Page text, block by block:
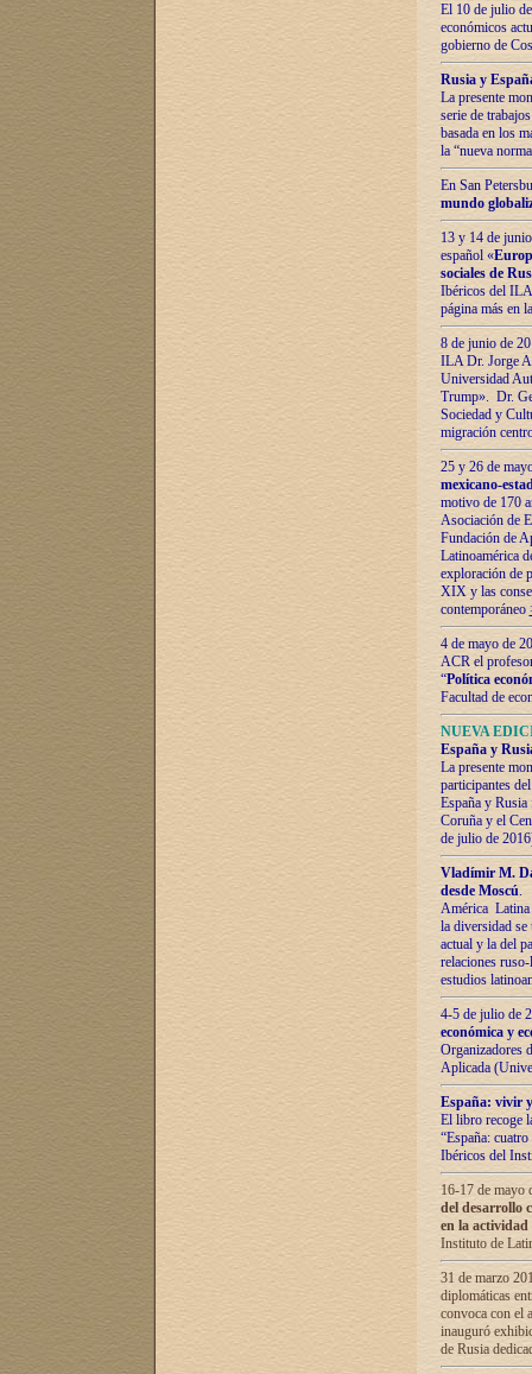
El 10 de julio
económicos
gobierno de
Rusia y
La presente
serie de
basada en los
la “nueva
En San
mundo
13 y 14 de
español «
sociales de
Ibéricos del ILA
página más en
8 de junio de
ILA Dr. Jorge
Universidad
Trump». Dr.
Sociedad y
migración
25 y 26 de
mexicano-
motivo de 170
Asociación de
Fundación de
Latinoamérica
exploración de
XIX y las
contemporáneo
4 de mayo de
ACR el
“Política
Facultad de
NUEVA
España y
La presente
participantes
España y
Coruña y el
de julio de
Vladímir М.
desde Moscú.
América Latina
la diversidad
actual у lа del
relaciones
estudios
4-5 de julio de
económica y
Organizadores
Aplicada
España: vivir
El libro recoge
“España:
Ibéricos del
16-17 de mayo
del desarrollo
en la
Instituto de
31 de marzo
diplomáticas
convoca con el
inauguró
de Rusia